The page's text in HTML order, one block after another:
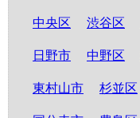
中央区 渋谷区
日野市 中野区
東村山市 杉並区